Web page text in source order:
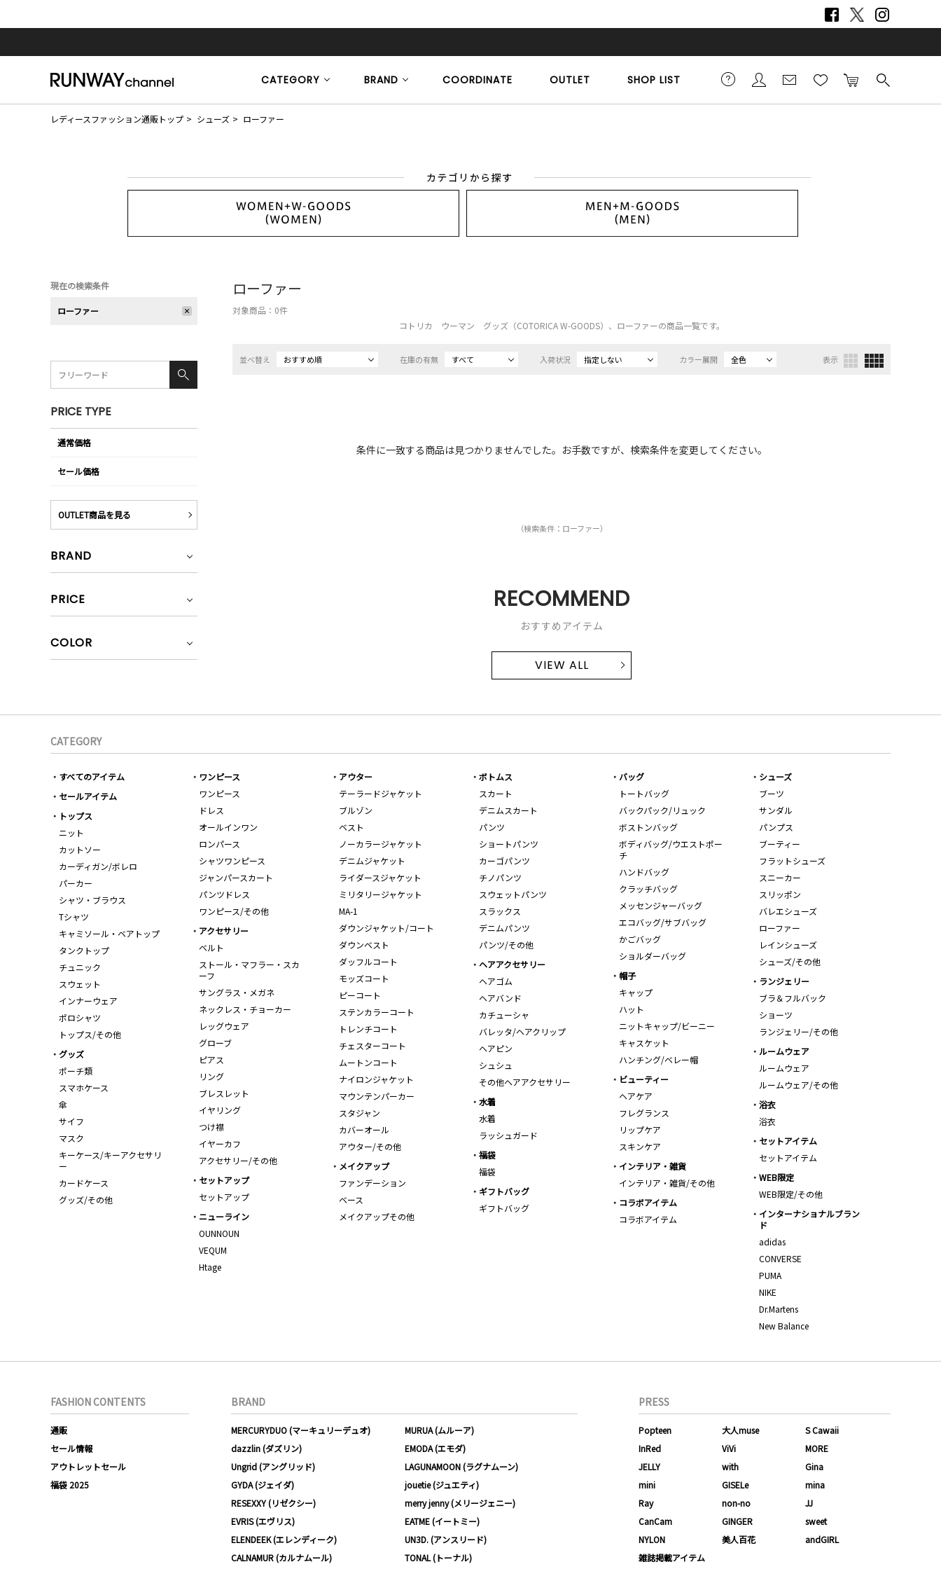
CATEGORY BRAND COORDINATE OUTLET SHOP LIST
レディースファッション通販トップ シューズ ローファー
ローファー
対象商品： 0件
コトリカ ウーマン グッズ（COTORICA W-GOODS）、ローファーの商品一覧です。
並べ替え おすすめ順 在庫の有無 すべて 入荷状況 指定しない カラー展開 全色 表示
条件に一致する商品は見つかりませんでした。お手数ですが、検索条件を変更してください。
（検索条件：ローファー）
RECOMMEND
おすすめアイテム
VIEW ALL
現在の検索条件
ローファー
PRICE TYPE
通常価格
セール価格
OUTLET商品を見る
BRAND
PRICE
COLOR
CATEGORY
すべてのアイテム
セールアイテム
トップス
ニット
カットソー
カーディガン/ボレロ
パーカー
シャツ・ブラウス
Tシャツ
キャミソール・ベアトップ
タンクトップ
チュニック
スウェット
インナーウェア
ポロシャツ
トップス/その他
ワンピース
ワンピース
ドレス
オールインワン
ロンパース
シャツワンピース
ジャンパースカート
パンツドレス
ワンピース/その他
アウター
テーラードジャケット
ブルゾン
ベスト
ノーカラージャケット
デニムジャケット
ライダースジャケット
ミリタリージャケット
MA-1
ダウンジャケット/コート
ダウンベスト
ダッフルコート
モッズコート
ピーコート
ステンカラーコート
トレンチコート
チェスターコート
ムートンコート
ナイロンジャケット
マウンテンパーカー
スタジャン
カバーオール
アウター/その他
ボトムス
スカート
デニムスカート
パンツ
ショートパンツ
カーゴパンツ
チノパンツ
スウェットパンツ
スラックス
デニムパンツ
パンツ/その他
バッグ
トートバッグ
バックパック/リュック
ボストンバッグ
ボディバッグ/ウエストポー
チ
ハンドバッグ
クラッチバッグ
メッセンジャーバッグ
エコバッグ/サブバッグ
かごバッグ
ショルダーバッグ
シューズ
ブーツ
サンダル
パンプス
ブーティー
フラットシューズ
スニーカー
スリッポン
バレエシューズ
ローファー
レインシューズ
シューズ/その他
アクセサリー
ベルト
ストール・マフラー・スカ
ーフ
サングラス・メガネ
ネックレス・チョーカー
レッグウェア
グローブ
ピアス
リング
ブレスレット
イヤリング
つけ襟
イヤーカフ
アクセサリー/その他
ヘアアクセサリー
ヘアゴム
ヘアバンド
カチューシャ
バレッタ/ヘアクリップ
ヘアピン
シュシュ
その他ヘアアクセサリー
帽子
キャップ
ハット
ニットキャップ/ビーニー
キャスケット
ハンチング/ベレー帽
ランジェリー
ブラ＆フルバック
ショーツ
ランジェリー/その他
ルームウェア
ルームウェア
ルームウェア/その他
グッズ
ポーチ類
スマホケース
傘
サイフ
マスク
キーケース/キーアクセサリ
ー
カードケース
グッズ/その他
ビューティー
ヘアケア
フレグランス
リップケア
スキンケア
水着
水着
ラッシュガード
浴衣
浴衣
セットアイテム
セットアイテム
福袋
福袋
メイクアップ
ファンデーション
ベース
メイクアップその他
インテリア・雑貨
インテリア・雑貨/その他
WEB限定
WEB限定/その他
セットアップ
セットアップ
ギフトバッグ
ギフトバッグ
コラボアイテム
コラボアイテム
インターナショナルブラン
ド
adidas
CONVERSE
PUMA
NIKE
Dr.Martens
New Balance
ニューライン
OUNNOUN
VEQUM
Htage
FASHION CONTENTS
通販
セール情報
アウトレットセール
福袋 2025
BRAND
MERCURYDUO (マーキュリーデュオ)
MURUA (ムルーア)
dazzlin (ダズリン)
EMODA (エモダ)
Ungrid (アングリッド)
LAGUNAMOON (ラグナムーン)
GYDA (ジェイダ)
jouetie (ジュエティ)
RESEXXY (リゼクシー)
merry jenny (メリージェニー)
EVRIS (エヴリス)
EATME (イートミー)
ELENDEEK (エレンディーク)
UN3D. (アンスリード)
CALNAMUR (カルナムール)
TONAL (トーナル)
PRESS
Popteen 大人muse
S Cawaii
InRed
ViVi
MORE
JELLY
with
Gina
mini
GISELe
mina
Ray
non-no
JJ
CanCam
GINGER
sweet
NYLON
美人百花
andGIRL
雑誌掲載アイテム